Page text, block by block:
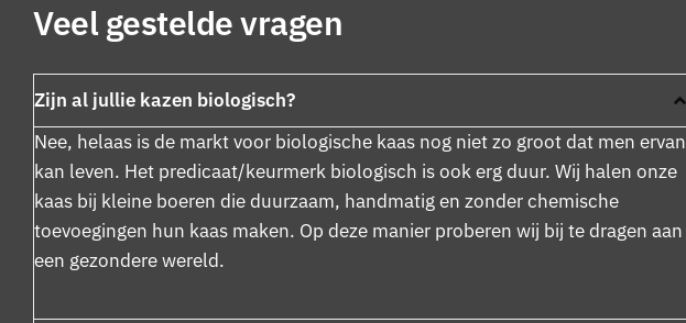
Veel gestelde vragen
Zijn al jullie kazen biologisch?
Nee, helaas is de markt voor biologische kaas nog niet zo groot dat men ervan
kan leven. Het predicaat/keurmerk biologisch is ook erg duur. Wij halen onze
kaas bij kleine boeren die duurzaam, handmatig en zonder chemische
toevoegingen hun kaas maken. Op deze manier proberen wij bij te dragen aan
een gezondere wereld.